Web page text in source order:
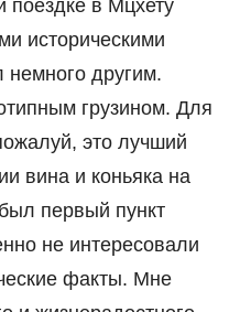
поездке в Мцхету
историческими
другим.
грузином. Для
это лучший
вина и коньяка на
первый пункт
не интересовали
факты. Мне